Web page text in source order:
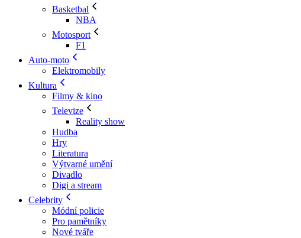
Basketbal
NBA
Motosport
F1
Auto-moto
Elektromobily
Kultura
Filmy & kino
Televize
Reality show
Hudba
Hry
Literatura
Výtvarné umění
Divadlo
Digi a stream
Celebrity
Módní policie
Pro pamětníky
Nové tváře